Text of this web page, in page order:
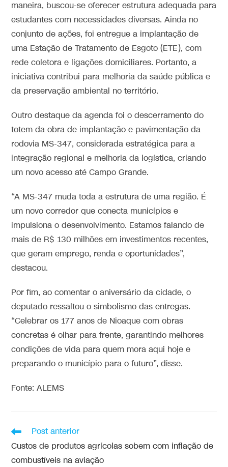
maneira, buscou-se oferecer estrutura adequada para
estudantes com necessidades diversas. Ainda no
conjunto de ações, foi entregue a implantação de
uma Estação de Tratamento de Esgoto (ETE), com
rede coletora e ligações domiciliares. Portanto, a
iniciativa contribui para melhoria da saúde pública e
da preservação ambiental no território.
Outro destaque da agenda foi o descerramento do
totem da obra de implantação e pavimentação da
rodovia MS-347, considerada estratégica para a
integração regional e melhoria da logística, criando
um novo acesso até Campo Grande.
“A MS-347 muda toda a estrutura de uma região. É
um novo corredor que conecta municípios e
impulsiona o desenvolvimento. Estamos falando de
mais de R$ 130 milhões em investimentos recentes,
que geram emprego, renda e oportunidades”,
destacou.
Por fim, ao comentar o aniversário da cidade, o
deputado ressaltou o simbolismo das entregas.
“Celebrar os 177 anos de Nioaque com obras
concretas é olhar para frente, garantindo melhores
condições de vida para quem mora aqui hoje e
preparando o município para o futuro”, disse.
Fonte: ALEMS
Post anterior
Custos de produtos agrícolas sobem com inflação de
combustíveis na aviação